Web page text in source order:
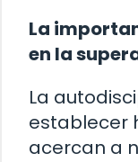
La
en la
La
establecer
acercan a